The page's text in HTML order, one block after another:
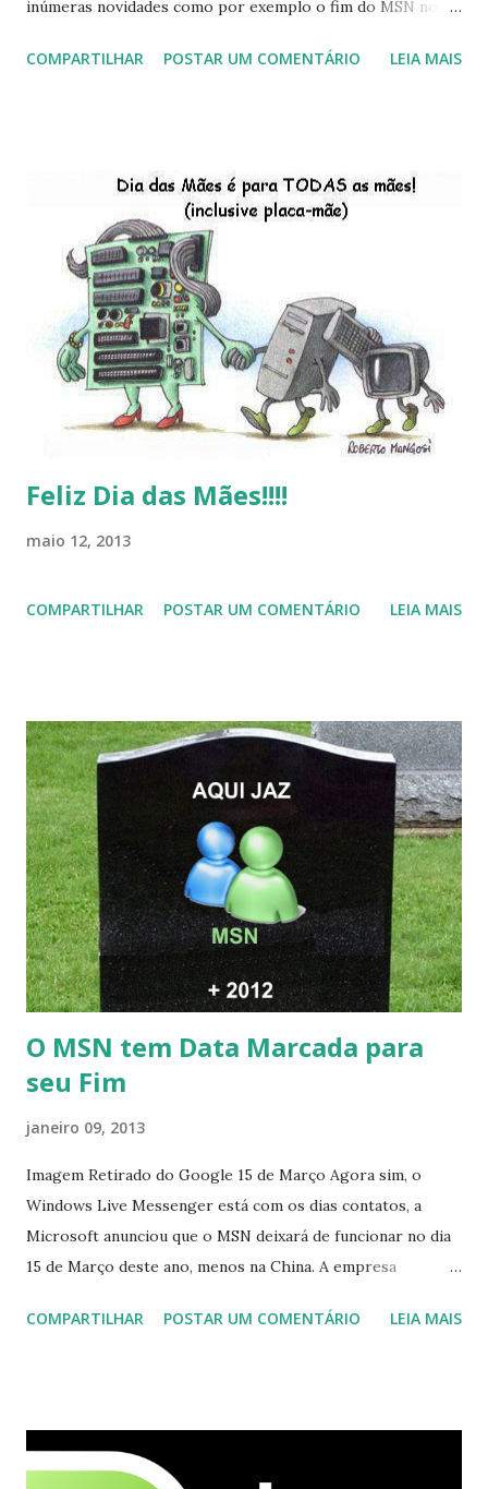
inúmeras novidades como por exemplo o fim do MSN no
do Kaiana que será lançada em 2013, distro nacional , a
do LibreOffice , o IX Latinoware, a Microsoft boicotando o
Linux (como sempre), o lançamento do Windows 8 e a sua
baixa taxa de adesão pelos usuários, entre out ros. Gostaria
de desejar a todos Boas Festas e que em 2013 possamos
estar juntos novamente. Feliz Natal!!!! F eli z 2013 a todos!!!
COMPARTILHAR POSTAR UM COMENTÁRIO LEIA MAIS
Feliz Dia das Mães!!!!
maio 12, 2013
COMPARTILHAR POSTAR UM COMENTÁRIO LEIA MAIS
O MSN tem Data Marcada para
seu Fim
janeiro 09, 2013
Imagem Retirado do Google 15 de Março Agora sim, o
Windows Live Messenger está com os dias contatos, a
Microsoft anunciou que o MSN deixará de funcionar no dia
15 de Março deste ano, menos na China. A empresa
integrado com o serviço do MSN, segundo a empresa, os
o Windows Live (assim como muitos profissionais de TI) ,
mesmo na versão para Linux, claro, sempre existem outras
COMPARTILHAR POSTAR UM COMENTÁRIO LEIA MAIS